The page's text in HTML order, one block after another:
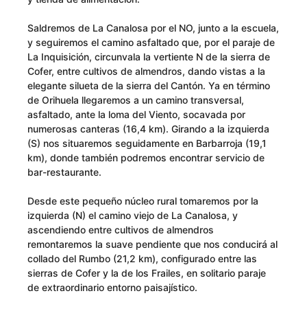
Saldremos de La Canalosa por el NO, junto a la escuela,
y seguiremos el camino asfaltado que, por el paraje de
La Inquisición, circunvala la vertiente N de la sierra de
Cofer, entre cultivos de almendros, dando vistas a la
elegante silueta de la sierra del Cantón. Ya en término
de Orihuela llegaremos a un camino transversal,
asfaltado, ante la loma del Viento, socavada por
numerosas canteras (16,4 km). Girando a la izquierda
(S) nos situaremos seguidamente en Barbarroja (19,1
km), donde también podremos encontrar servicio de
bar-restaurante.
Desde este pequeño núcleo rural tomaremos por la
izquierda (N) el camino viejo de La Canalosa, y
ascendiendo entre cultivos de almendros
remontaremos la suave pendiente que nos conducirá al
collado del Rumbo (21,2 km), configurado entre las
sierras de Cofer y la de los Frailes, en solitario paraje
de extraordinario entorno paisajístico.